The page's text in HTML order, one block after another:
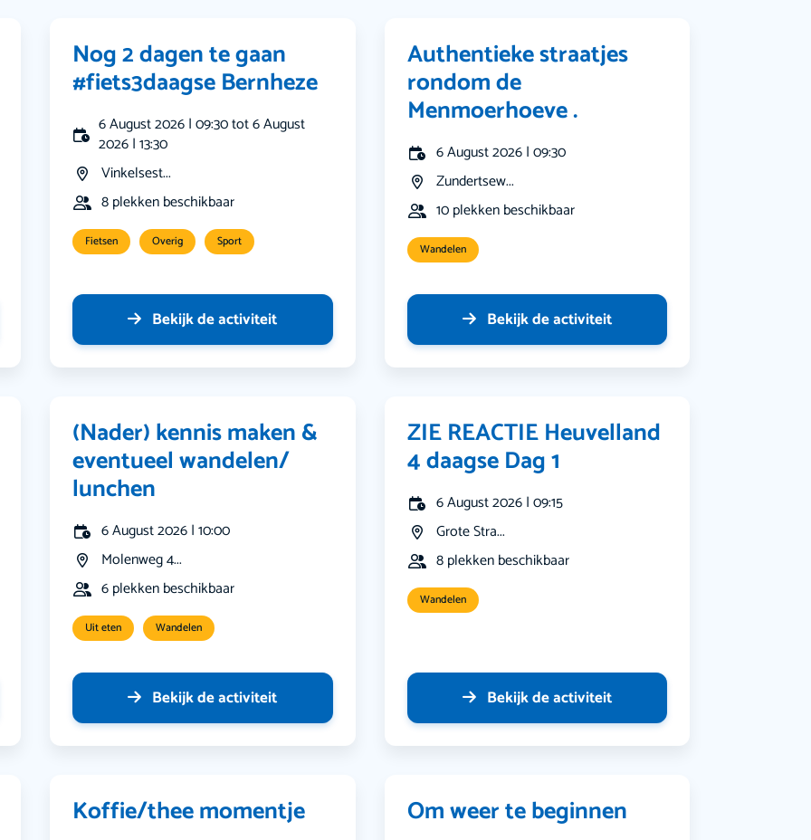
Nog 2 dagen te gaan
#fiets3daagse Bernheze
6 August 2026 | 09:30 tot 6 August
2026 | 13:30
Vinkelsest...
8 plekken beschikbaar
Fietsen Overig Sport
Bekijk de activiteit
Authentieke straatjes
rondom de
Menmoerhoeve .
6 August 2026 | 09:30
Zundertsew...
10 plekken beschikbaar
Wandelen
Bekijk de activiteit
(Nader) kennis maken &
eventueel wandelen/
lunchen
6 August 2026 | 10:00
Molenweg 4...
6 plekken beschikbaar
Uit eten Wandelen
Bekijk de activiteit
ZIE REACTIE Heuvelland
4 daagse Dag 1
6 August 2026 | 09:15
Grote Stra...
8 plekken beschikbaar
Wandelen
Bekijk de activiteit
Koffie/thee momentje Om weer te beginnen